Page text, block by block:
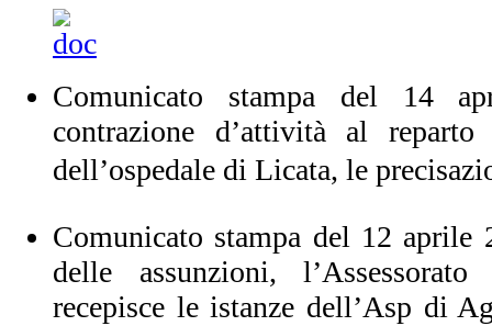
Comunicato stampa del 14
contrazione d’attività al
dell’ospedale di Licata, le
Comunicato stampa del 12 aprile
delle assunzioni,
recepisce le istanze dell’Asp di